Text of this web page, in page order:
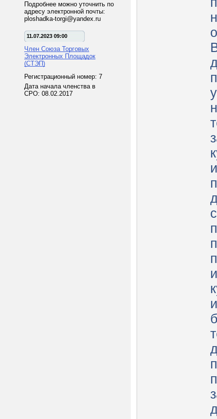
Подробнее можно уточнить по
адресу электронной почты:
ploshadka-torgi@yandex.ru
11.07.2023 09:00
Член Союза Торговых
Электронных Площадок
(СТЭП)
Регистрационный номер: 7
Дата начала членства в
СРО: 08.02.2017